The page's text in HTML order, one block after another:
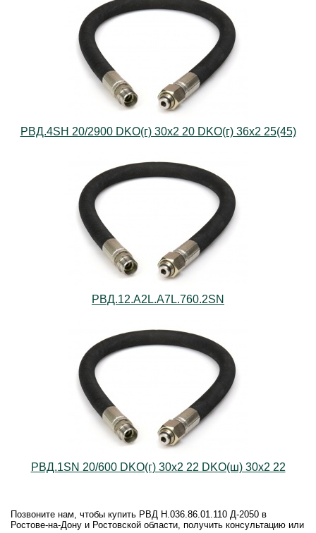
РВД.4SH 20/2900 DKO(г) 30х2 20 DKO(г) 36х2 25(45)
РВД.12.А2L.А7L.760.2SN
РВД.1SN 20/600 DKO(г) 30х2 22 DKO(ш) 30х2 22
Позвоните нам, чтобы купить РВД Н.036.86.01.110 Д-2050 в
Ростове-на-Дону и Ростовской области, получить консультацию или